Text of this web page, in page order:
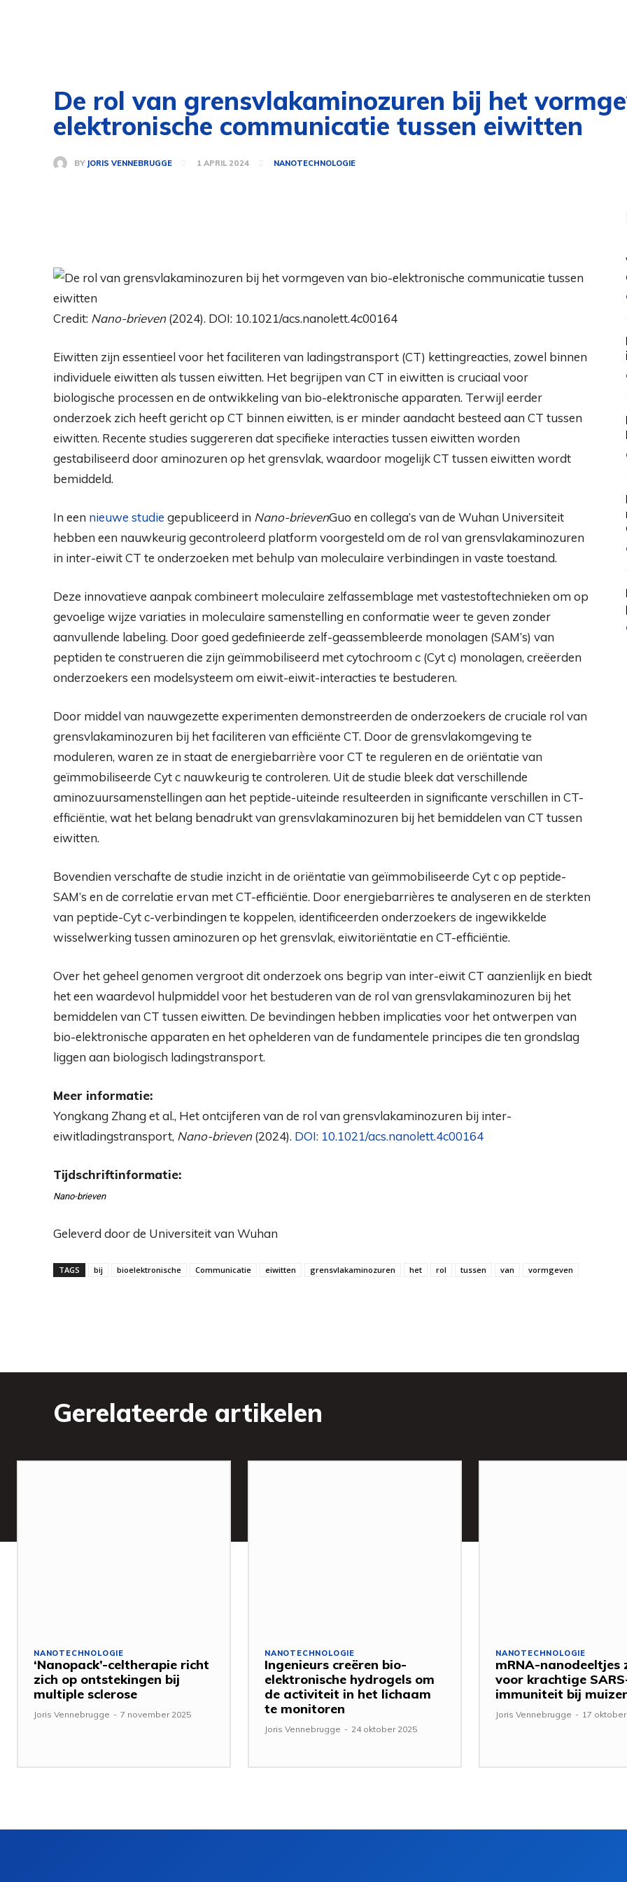
De rol van grensvlakaminozuren bij het
elektronische communicatie tussen eiwitten
BY JORIS VENNEBRUGGE 1 APRIL 2024 NANOTECHNOLOGIE
Credit: Nano-brieven(2024). DOI: 10.1021/acs.nanolett.4c00164
Eiwitten zijn essentieel voor het faciliteren van ladingstransport (CT) kettingreacties, zowel binnen
individuele eiwitten als tussen eiwitten. Het begrijpen van CT in eiwitten is cruciaal voor
biologische processen en de ontwikkeling van bio-elektronische apparaten. Terwijl eerder
onderzoek zich heeft gericht op CT binnen eiwitten, is er minder aandacht besteed aan CT tussen
eiwitten. Recente studies suggereren dat specifieke interacties tussen eiwitten worden
gestabiliseerd door aminozuren op het grensvlak, waardoor mogelijk CT tussen eiwitten wordt
bemiddeld.
In een nieuwe studie gepubliceerd in Nano-brievenGuo en collega’s van de Wuhan Universiteit
hebben een nauwkeurig gecontroleerd platform voorgesteld om de rol van grensvlakaminozuren
in inter-eiwit CT te onderzoeken met behulp van moleculaire verbindingen in vaste toestand.
Deze innovatieve aanpak combineert moleculaire zelfassemblage met vastestoftechnieken om op
gevoelige wijze variaties in moleculaire samenstelling en conformatie weer te geven zonder
aanvullende labeling. Door goed gedefinieerde zelf-geassembleerde monolagen (SAM’s) van
peptiden te construeren die zijn geïmmobiliseerd met cytochroom c (Cyt c) monolagen, creëerden
onderzoekers een modelsysteem om eiwit-eiwit-interacties te bestuderen.
Door middel van nauwgezette experimenten demonstreerden de onderzoekers de cruciale rol van
grensvlakaminozuren bij het faciliteren van efficiënte CT. Door de grensvlakomgeving te
moduleren, waren ze in staat de energiebarrière voor CT te reguleren en de oriëntatie van
geïmmobiliseerde Cyt c nauwkeurig te controleren. Uit de studie bleek dat verschillende
aminozuursamenstellingen aan het peptide-uiteinde resulteerden in significante verschillen in CT-
efficiëntie, wat het belang benadrukt van grensvlakaminozuren bij het bemiddelen van CT tussen
eiwitten.
Bovendien verschafte de studie inzicht in de oriëntatie van geïmmobiliseerde Cyt c op peptide-
SAM’s en de correlatie ervan met CT-efficiëntie. Door energiebarrières te analyseren en de sterkten
van peptide-Cyt c-verbindingen te koppelen, identificeerden onderzoekers de ingewikkelde
wisselwerking tussen aminozuren op het grensvlak, eiwitoriëntatie en CT-efficiëntie.
Over het geheel genomen vergroot dit onderzoek ons ​​begrip van inter-eiwit CT aanzienlijk en biedt
het een waardevol hulpmiddel voor het bestuderen van de rol van grensvlakaminozuren bij het
bemiddelen van CT tussen eiwitten. De bevindingen hebben implicaties voor het ontwerpen van
bio-elektronische apparaten en het ophelderen van de fundamentele principes die ten grondslag
liggen aan biologisch ladingstransport.
Meer informatie:
Yongkang Zhang et al., Het ontcijferen van de rol van grensvlakaminozuren bij inter-
eiwitladingstransport, Nano-brieven(2024). DOI: 10.1021/acs.nanolett.4c00164
Tijdschriftinformatie:
Nano-brieven
Geleverd door de Universiteit van Wuhan
TAGS bij bioelektronische Communicatie eiwitten grensvlakaminozuren het rol tussen van vormgeven
Gerelateerde artikelen
NANOTECHNOLOGIE
‘Nanopack’-celtherapie richt
zich op ontstekingen bij
multiple sclerose
Joris Vennebrugge - 7 november 2025
NANOTECHNOLOGIE
Ingenieurs creëren bio-
elektronische hydrogels om
de activiteit in het lichaam
te monitoren
Joris Vennebrugge - 24 oktober 2025
NANOTECHNOLOGIE
mRNA-nanodeeltjes
voor krachtige
immuniteit bij
Joris Vennebrugge - 17